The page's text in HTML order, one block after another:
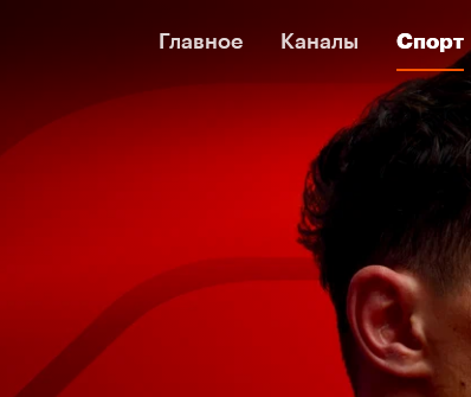
Главное Каналы Спорт
Главное Каналы Спорт